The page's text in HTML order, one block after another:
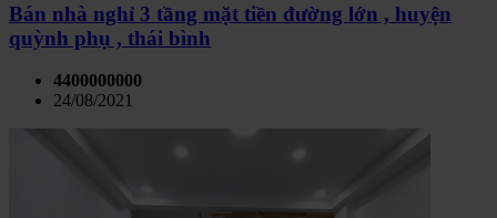
Bán nhà nghỉ 3 tầng mặt tiền đường lớn , huyện
quỳnh phụ , thái bình
4400000000
24/08/2021